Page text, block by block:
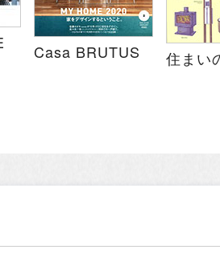
Casa BRUTUS 住まい